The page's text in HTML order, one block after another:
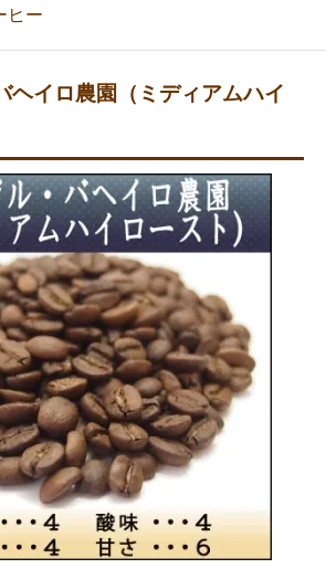
ヒー
ヘイロ農園（ミディアムハイ